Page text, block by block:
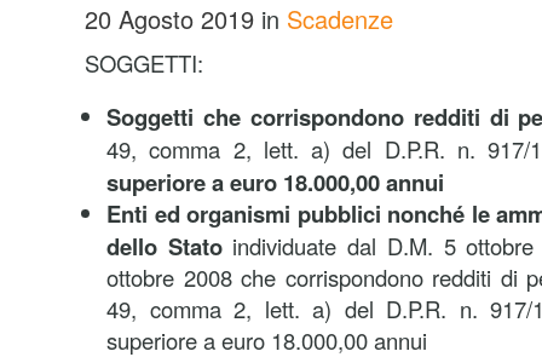
20 Agosto 2019 in Scadenze
SOGGETTI:
Soggetti che corrispondono redditi di
49, comma 2, lett. a) del D.P.R. n.
superiore a euro 18.000,00 annui
Enti ed organismi pubblici nonché le
dello Statoindividuate dal D.M. 5
ottobre 2008 che corrispondono redditi di
49, comma 2, lett. a) del D.P.R. n. 917/
superiore a euro 18.000,00 annui